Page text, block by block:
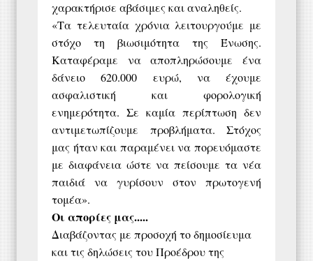
χαρακτήρισε αβάσιμες και αναληθείς.
«Τα τελευταία χρόνια λειτουργούμε με
στόχο τη βιωσιμότητα της Ένωσης.
Καταφέραμε να αποπληρώσουμε ένα
δάνειο 620.000 ευρώ, να έχουμε
ασφαλιστική και φορολογική
ενημερότητα. Σε καμία περίπτωση δεν
αντιμετωπίζουμε προβλήματα. Στόχος
μας ήταν και παραμένει να πορευόμαστε
με διαφάνεια ώστε να πείσουμε τα νέα
παιδιά να γυρίσουν στον πρωτογενή
τομέα».
Οι απορίες μας.....
Διαβάζοντας με προσοχή το δημοσίευμα
και τις δηλώσεις του Προέδρου της